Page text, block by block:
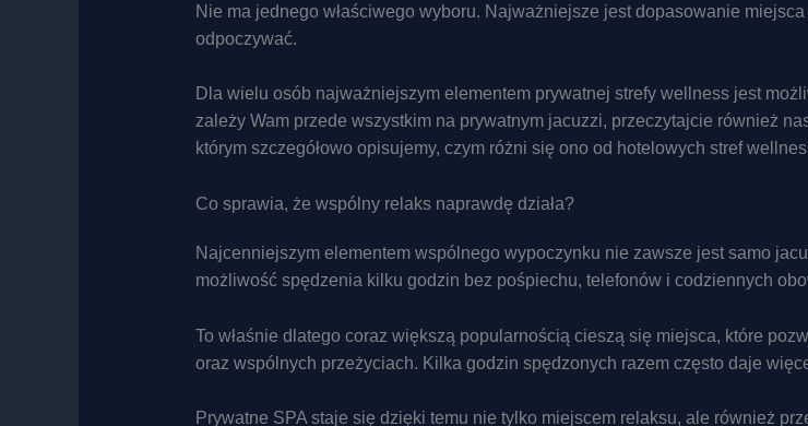
Nie ma jednego właściwego wyboru. Najważniejsze jest dopasowanie
odpoczywać.
Dla wielu osób najważniejszym elementem prywatnej strefy wellness jest
zależy Wam przede wszystkim na prywatnym jacuzzi, przeczytajcie również
którym szczegółowo opisujemy, czym różni się ono od hotelowych stref
Co sprawia, że wspólny relaks naprawdę działa?
Najcenniejszym elementem wspólnego wypoczynku nie zawsze jest samo
możliwość spędzenia kilku godzin bez pośpiechu, telefonów i codziennych
To właśnie dlatego coraz większą popularnością cieszą się miejsca, które
oraz wspólnych przeżyciach. Kilka godzin spędzonych razem często daje
Prywatne SPA staje się dzięki temu nie tylko miejscem relaksu, ale również